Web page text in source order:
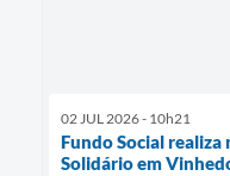
02 JUL 2026 - 10h21
Fundo Social realiza
Solidário em